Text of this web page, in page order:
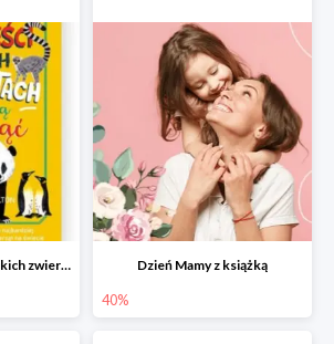
-50% Opowieści o dzikich zwierzętach Dzień Mamy z książką
40%